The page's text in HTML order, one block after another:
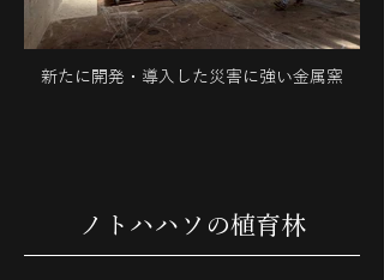
新たに開発・導入した災害に強い金属窯
​ノトハハソの植育林